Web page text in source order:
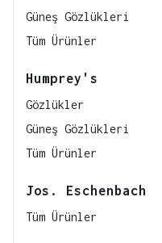
Güneş Gözlükleri
Tüm Ürünler
Humprey's
Gözlükler
Güneş Gözlükleri
Tüm Ürünler
Jos. Eschenbach
Tüm Ürünler